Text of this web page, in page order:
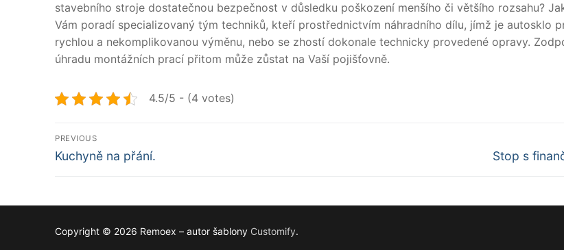
stavebního stroje dostatečnou bezpečnost v důsledku poškození menšího či většího rozsahu?
Vám poradí specializovaný tým techniků, kteří prostřednictvím náhradního dílu, jímž je autosklo
rychlou a nekomplikovanou výměnu, nebo se zhostí dokonale technicky provedené opravy.
úhradu montážních prací přitom může zůstat na Vaší pojišťovně.
4.5/5 - (4 votes)
Navigace
pro
PREVIOUS
Předchozí
Kuchyně na přání.
Další
Stop s
Copyright © 2026 Remoex – autor šablony Customify.